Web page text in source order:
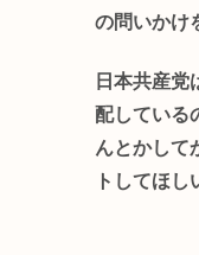
の問いかけ
日本共産党
配している
んとかして
トしてほし